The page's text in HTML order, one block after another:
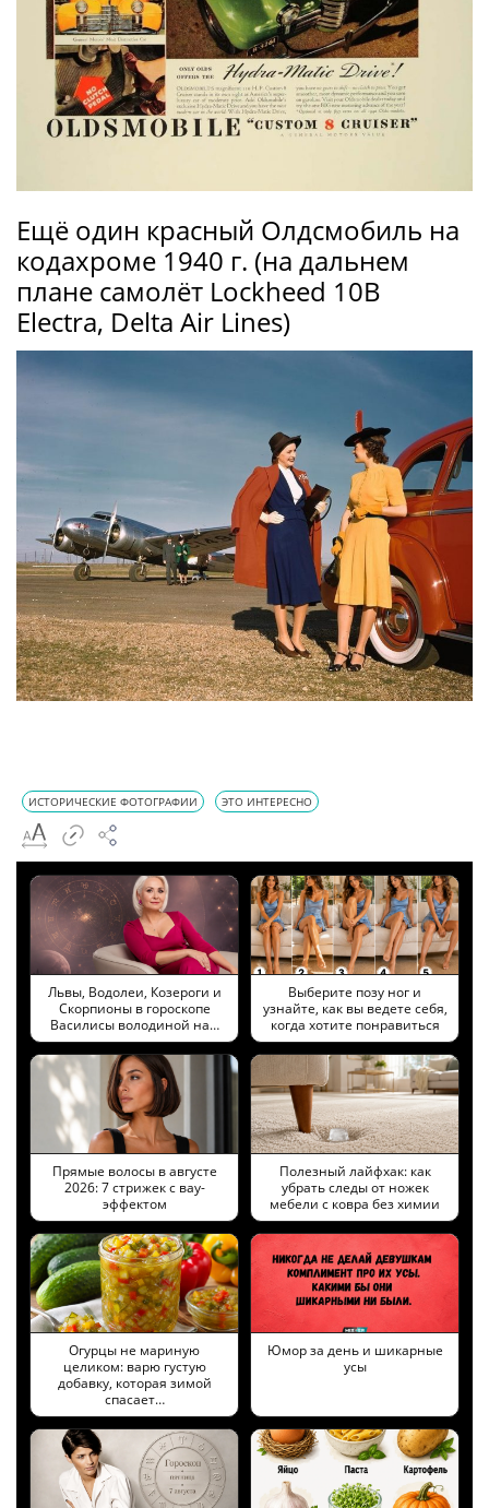
Ещё один красный Олдсмобиль на
кодахроме 1940 г. (на дальнем
плане самолёт Lockheed 10B
Electra, Delta Air Lines)
ИСТОРИЧЕСКИЕ ФОТОГРАФИИ ЭТО ИНТЕРЕСНО
Львы, Водолеи, Козероги и
Скорпионы в гороскопе
Василисы володиной на…
Выберите позу ног и
узнайте, как вы ведете себя,
когда хотите понравиться
Прямые волосы в августе
2026: 7 стрижек с вау-
эффектом
Полезный лайфхак: как
убрать следы от ножек
мебели с ковра без химии
Огурцы не мариную
целиком: варю густую
добавку, которая зимой
спасает…
Юмор за день и шикарные
усы